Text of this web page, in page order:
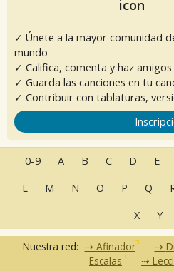
✓ Únete a la mayor comunidad
mundo
✓ Califica, comenta y haz amigos
✓ Guarda las canciones en tu
✓ Contribuir con tablaturas,
0-9 A B C D E
L
M N O P Q
X
Y
Nuestra red: Afinador
Escalas